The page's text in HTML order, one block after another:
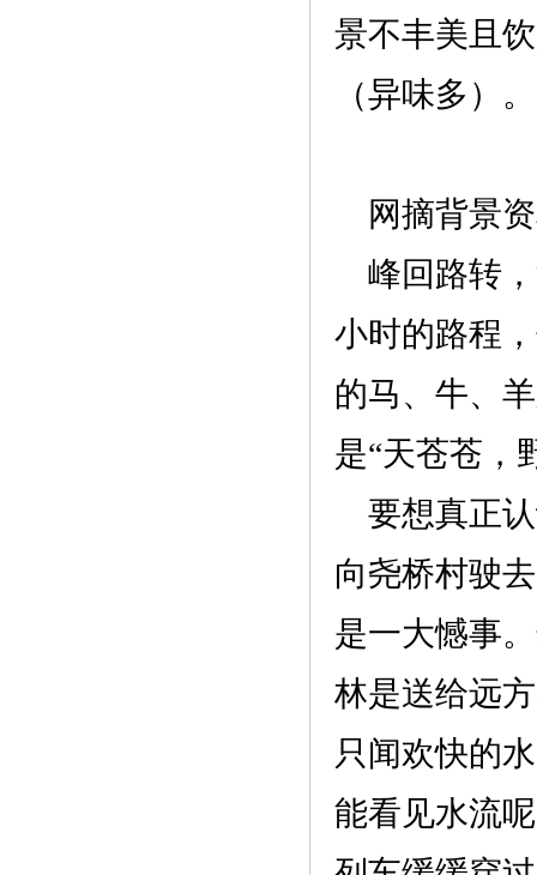
景不丰美且
（异味多）。
网摘背景
峰回路转
小时的路程
的马、牛、
是“天苍苍
要想真正
向尧桥村驶
是一大憾事。
林是送给远
只闻欢快的
能看见水流